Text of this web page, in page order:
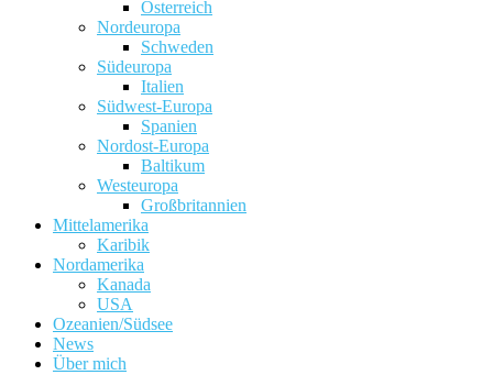
Österreich
Nordeuropa
Schweden
Südeuropa
Italien
Südwest-Europa
Spanien
Nordost-Europa
Baltikum
Westeuropa
Großbritannien
Mittelamerika
Karibik
Nordamerika
Kanada
USA
Ozeanien/Südsee
News
Über mich